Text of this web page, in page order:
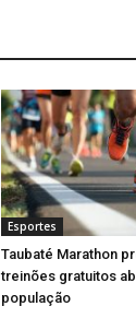
Esportes
Taubaté Marathon
treinões gratuitos
população